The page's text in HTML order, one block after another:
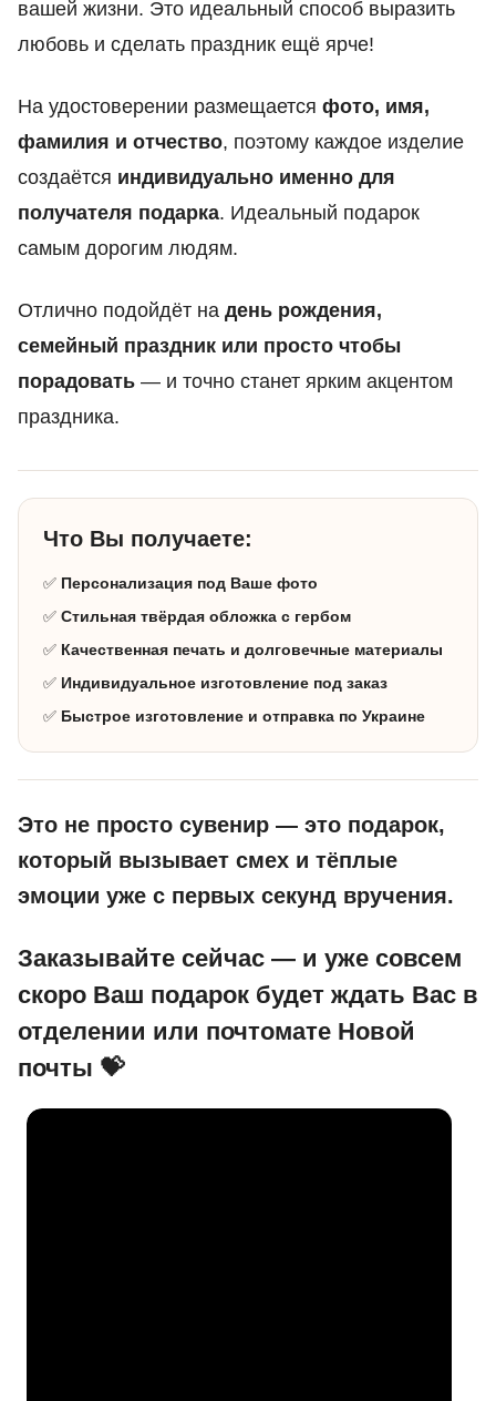
вашей жизни. Это идеальный способ выразить
любовь и сделать праздник ещё ярче!
На удостоверении размещается фото, имя,
фамилия и отчество, поэтому каждое изделие
создаётся индивидуально именно для
получателя подарка. Идеальный подарок
самым дорогим людям.
Отлично подойдёт на день рождения,
семейный праздник или просто чтобы
порадовать — и точно станет ярким акцентом
праздника.
Что Вы получаете:
✅ Персонализация под Ваше фото
✅ Стильная твёрдая обложка с гербом
✅ Качественная печать и долговечные материалы
✅ Индивидуальное изготовление под заказ
✅ Быстрое изготовление и отправка по Украине
Это не просто сувенир — это подарок,
который вызывает смех и тёплые
эмоции уже с первых секунд вручения.
Заказывайте сейчас — и уже совсем
скоро Ваш подарок будет ждать Вас в
отделении или почтомате Новой
почты 💝